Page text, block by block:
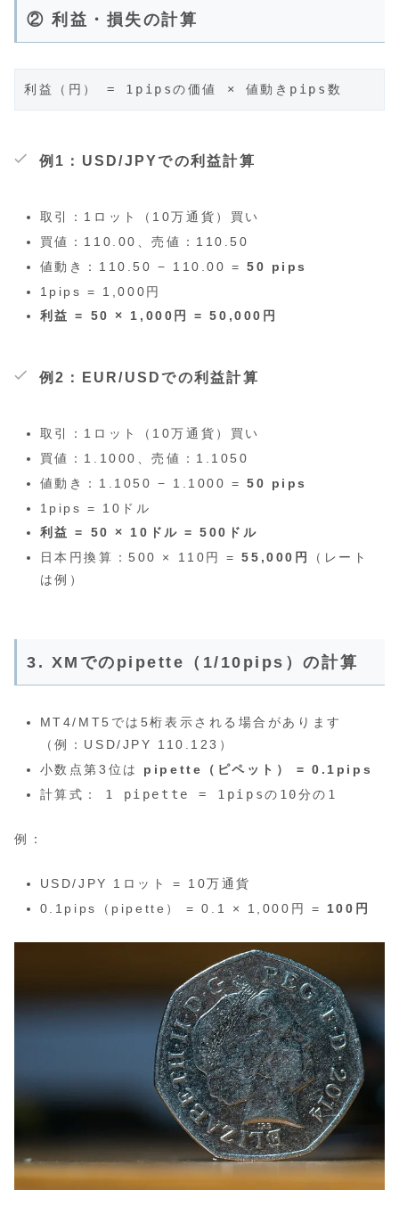
② 利益・損失の計算
例1：USD/JPYでの利益計算
取引：1ロット（10万通貨）買い
買値：110.00、売値：110.50
値動き：110.50 − 110.00 =50 pips
1pips = 1,000円
利益 = 50 × 1,000円 = 50,000円
例2：EUR/USDでの利益計算
取引：1ロット（10万通貨）買い
買値：1.1000、売値：1.1050
値動き：1.1050 − 1.1000 =50 pips
1pips = 10ドル
利益 = 50 × 10ドル = 500ドル
日本円換算：500 × 110円 =55,000円
（レート
は例）
3. XMでのpipette（1/10pips）の計算
MT4/MT5では5桁表示される場合があります
（例：USD/JPY 110.123）
小数点第3位は pipette（ピペット） = 0.1pips
計算式： 1 pipette = 1pipsの10分の1
例：
USD/JPY 1ロット = 10万通貨
0.1pips（pipette） = 0.1 × 1,000円 = 100円